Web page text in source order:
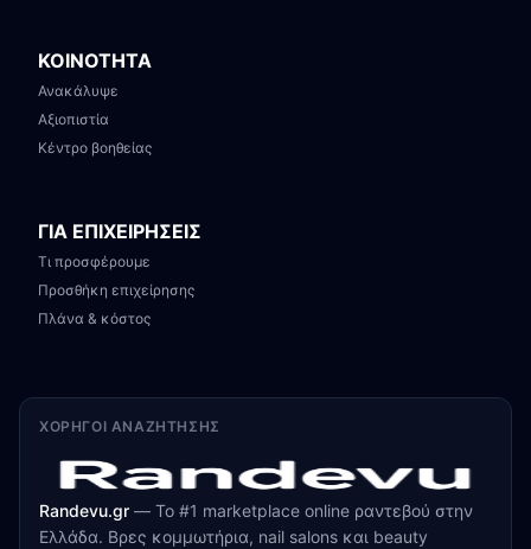
ΚΟΙΝΟΤΗΤΑ
Ανακάλυψε
Αξιοπιστία
Κέντρο βοηθείας
ΓΙΑ ΕΠΙΧΕΙΡΗΣΕΙΣ
Τι προσφέρουμε
Προσθήκη επιχείρησης
Πλάνα & κόστος
ΧΟΡΗΓΟΊ ΑΝΑΖΉΤΗΣΗΣ
Randevu.gr — Το #1 marketplace online ραντεβού στην
Ελλάδα. Βρες κομμωτήρια, nail salons και beauty